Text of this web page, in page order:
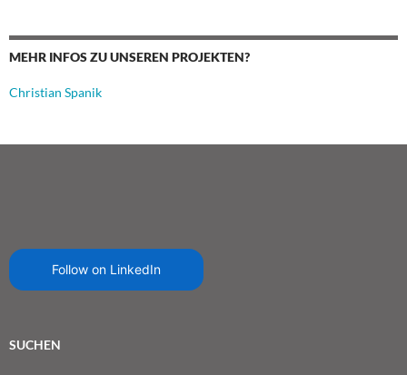
MEHR INFOS ZU UNSEREN PROJEKTEN?
Christian Spanik
Follow on LinkedIn
SUCHEN